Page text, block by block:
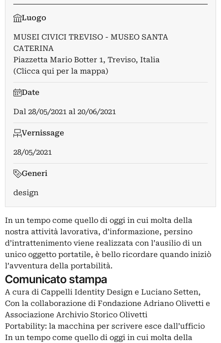
Luogo
MUSEI CIVICI TREVISO - MUSEO SANTA
CATERINA
Piazzetta Mario Botter 1, Treviso, Italia
(Clicca qui per la mappa)
Date
Dal 28/05/2021 al 20/06/2021
Vernissage
28/05/2021
Generi
design
In un tempo come quello di oggi in cui molta della
nostra attività lavorativa, d’informazione, persino
d’intrattenimento viene realizzata con l’ausilio di un
unico oggetto portatile, è bello ricordare quando iniziò
l’avventura della portabilità.
Comunicato stampa
A cura di Cappelli Identity Design e Luciano Setten,
Con la collaborazione di Fondazione Adriano Olivetti e
Associazione Archivio Storico Olivetti
Portability: la macchina per scrivere esce dall’ufficio
In un tempo come quello di oggi in cui molta della